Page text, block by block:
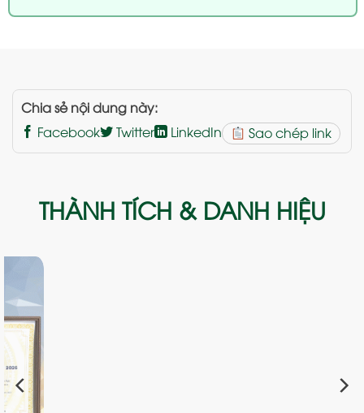
Chia sẻ nội dung này:
Facebook
Twitter LinkedIn Sao chép link
THÀNH TÍCH & DANH HIỆU